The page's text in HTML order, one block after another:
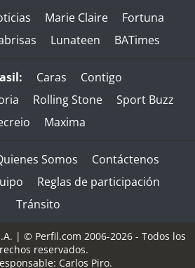
Marie Claire
Fortuna
Lunateen BATimes
Caras
Contigo
Rolling Stone
Sport Buzz
Maxima
Somos
Contáctenos
Reglas de participación
Tránsito
| © Perfil.com 2006-2026 - Todos los
reservados.
Carlos Piro.